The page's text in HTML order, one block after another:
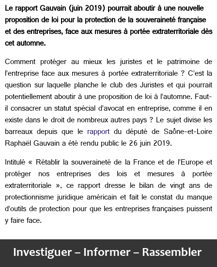
Le rapport Gauvain (juin 2019) pourrait aboutir à une nouvelle
proposition de loi pour la protection de la souveraineté française
et des entreprises, face aux mesures à portée extraterritoriale dès
cet automne.
Comment protéger au mieux les juristes et le patrimoine de
l’entreprise face aux mesures à portée extraterritoriale ? C’est la
question sur laquelle planche le club des Juristes et qui pourrait
potentiellement aboutir à une proposition de loi à l’automne. Faut-
il consacrer un statut spécial d’avocat en entreprise, comme il en
existe dans le droit de nombreux autres pays ? Le sujet divise les
barreaux depuis que le rapport du député de Saône-et-Loire
Raphaël Gauvain a été rendu public le 26 juin 2019.
Intitulé « Rétablir la souveraineté de la France et de l’Europe et
protéger nos entreprises des lois et mesures à portée
extraterritoriale », ce rapport dresse le bilan de vingt ans de
protectionnisme juridique américain et fait le constat du manque
d’outils de protection pour que les entreprises françaises puissent
y faire face.
Investiguer – Informer – Rassembler